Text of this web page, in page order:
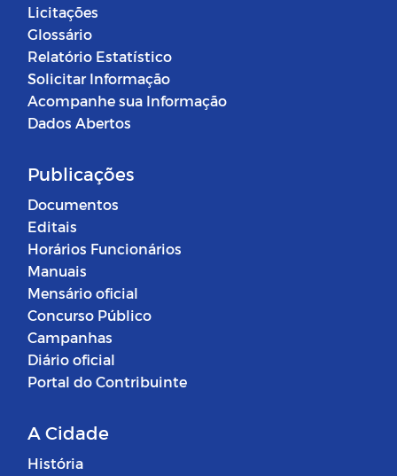
Licitações
Glossário
Relatório Estatístico
Solicitar Informação
Acompanhe sua Informação
Dados Abertos
Publicações
Documentos
Editais
Horários Funcionários
Manuais
Mensário oficial
Concurso Público
Campanhas
Diário oficial
Portal do Contribuinte
A Cidade
História